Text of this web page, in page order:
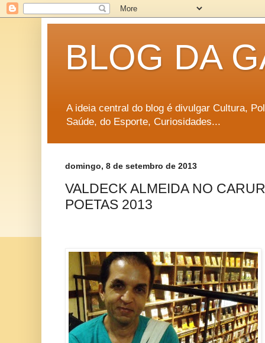
BLOG DA
A ideia central do blog é divulgar Cultura,
Saúde, do Esporte, Curiosidades...
domingo, 8 de setembro de 2013
VALDECK ALMEIDA NO
POETAS 2013